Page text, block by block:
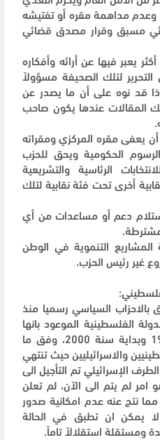
وعدم مداهمة مقره أو تفتيشه
مسبق وقرار مصدق قضائي
يعبر فيها عن أرائه وأفكاره
لتلك الصحيفة مسؤولاً
قد نوه على أن ما يصدر عن
المقالات عندها يكون صاحب
يعفى مقره المركزي ومقراته
الحكومية ويحق للحزب
الرئاسية والتشريعية
أخرى تحت فئة نقابية لتلك
دعم أو مساعدات من أي
التنموية في الوطن
غير رئيس الحزب.
بالاحزاب السياسي رسميا منذ
الدولة الفلسطينية الموعود بانها
ستكون كذلك اواخر سنة 1999 وبداية سنة 2000، وفق ما
والاسرائيليين حيث تنتهي
الطرف الإسرائيلي تم التأجيل الى
سبتمبر 2000، وهو امر لم يتم الى الآن، لم تعلن
مما نتج عنه عدم امكانية صدور
لا يمكن ان تطبق في الحالة
ومستقلة استقلالاً تاماً.